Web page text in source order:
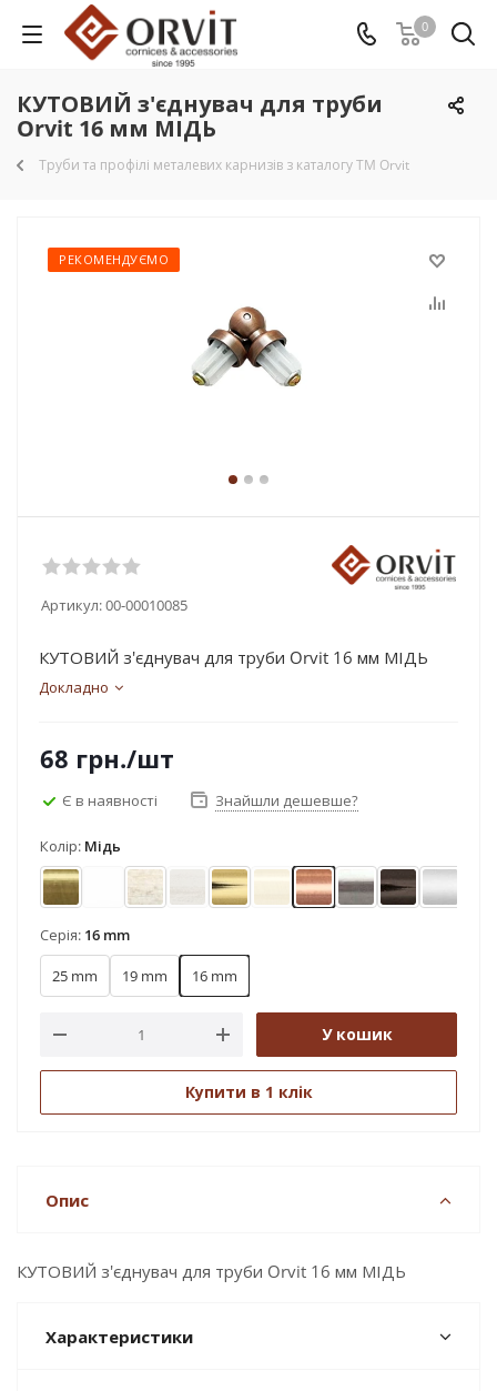
0
КУТОВИЙ з'єднувач для труби
Orvit 16 мм МІДЬ
Труби та профілі металевих карнизів з каталогу TM Orvit
РЕКОМЕНДУЄМО
Артикул:00-00010085
КУТОВИЙ з'єднувач для труби Orvit 16 мм МІДЬ
Докладно
68 грн./шт
Є в наявності Знайшли дешевше?
Колір: Мідь
Антик АрктісБіле золотоБіле золото (матове)
Золото Золото матове
МідьНержавіюча
ОніксСатин
Серія: 16 mm
25 mm 19 mm 16 mm
У кошик
Купити в 1 клік
Опис
КУТОВИЙ з'єднувач для труби Orvit 16 мм МІДЬ
Характеристики